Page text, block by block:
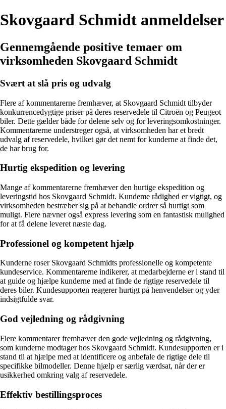
Skovgaard Schmidt anmeldelser
Gennemgående positive temaer om
virksomheden Skovgaard Schmidt
Svært at slå pris og udvalg
Flere af kommentarerne fremhæver, at Skovgaard Schmidt tilbyder
konkurrencedygtige priser på deres reservedele til Citroën og Peugeot
biler. Dette gælder både for delene selv og for leveringsomkostninger.
Kommentarerne understreger også, at virksomheden har et bredt
udvalg af reservedele, hvilket gør det nemt for kunderne at finde det,
de har brug for.
Hurtig ekspedition og levering
Mange af kommentarerne fremhæver den hurtige ekspedition og
leveringstid hos Skovgaard Schmidt. Kundeme rådighed er vigtigt, og
virksomheden bestræber sig på at behandle ordrer så hurtigt som
muligt. Flere nævner også express levering som en fantastisk mulighed
for at få delene leveret næste dag.
Professionel og kompetent hjælp
Kunderne roser Skovgaard Schmidts professionelle og kompetente
kundeservice. Kommentarerne indikerer, at medarbejderne er i stand til
at guide og hjælpe kunderne med at finde de rigtige reservedele til
deres biler. Kundesupporten reagerer hurtigt på henvendelser og yder
indsigtfulde svar.
God vejledning og rådgivning
Flere kommentarer fremhæver den gode vejledning og rådgivning,
som kunderne modtager hos Skovgaard Schmidt. Kundesupporten er i
stand til at hjælpe med at identificere og anbefale de rigtige dele til
specifikke bilmodeller. Denne hjælp er særlig værdsat, når der er
usikkerhed omkring valg af reservedele.
Effektiv bestillingsproces